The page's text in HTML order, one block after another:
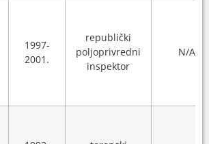
1997-
2001.
republički
poljoprivredni
inspektor
N/A